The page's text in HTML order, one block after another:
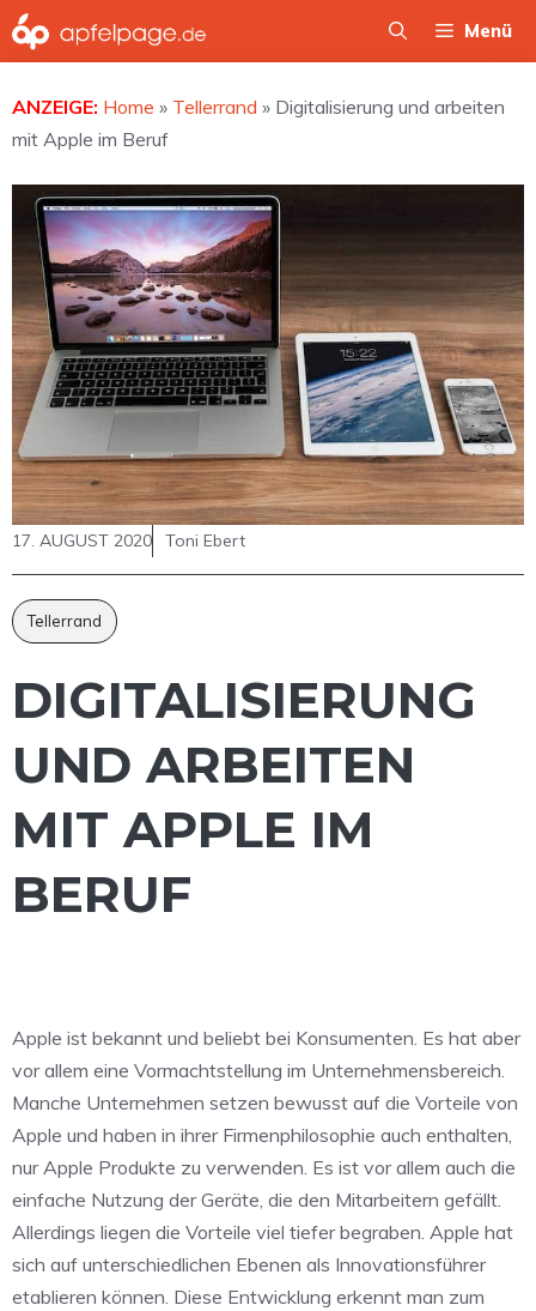
Zum
Inhalt
Menü
ANZEIGE: Home » Tellerrand » Digitalisierung und arbeiten
mit Apple im Beruf
17. AUGUST 2020 Toni Ebert
Tellerrand
DIGITALISIERUNG
UND ARBEITEN
MIT APPLE IM
BERUF
Apple ist bekannt und beliebt bei Konsumenten. Es hat aber
vor allem eine Vormachtstellung im Unternehmensbereich.
Manche Unternehmen setzen bewusst auf die Vorteile von
Apple und haben in ihrer Firmenphilosophie auch enthalten,
nur Apple Produkte zu verwenden. Es ist vor allem auch die
einfache Nutzung der Geräte, die den Mitarbeitern gefällt.
Allerdings liegen die Vorteile viel tiefer begraben. Apple hat
sich auf unterschiedlichen Ebenen als Innovationsführer
etablieren können. Diese Entwicklung erkennt man zum